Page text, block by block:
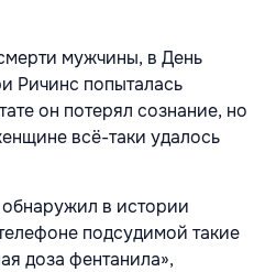
мужчины, в День
Ричинс попыталась
он потерял сознание, но
всё-таки удалось
в истории
подсудимой такие
доза фентанила»,